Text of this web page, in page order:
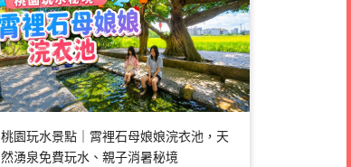
桃園玩水景點｜霄裡石母娘娘浣衣池，天
然湧泉免費玩水、親子消暑秘境